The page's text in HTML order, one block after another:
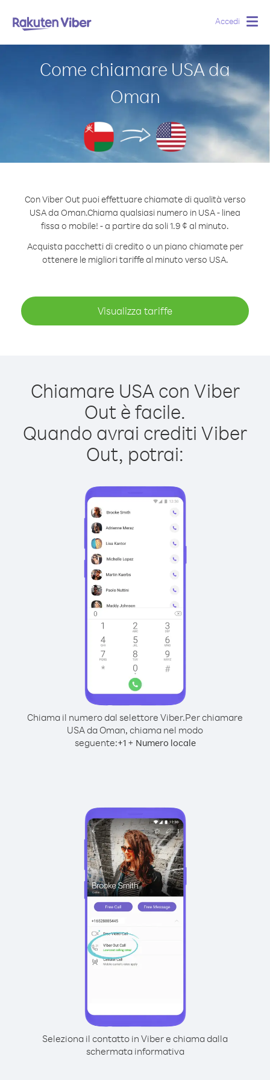
Accedi
Come chiamare USA da
Oman
Con Viber Out puoi effettuare chiamate di qualità verso
USA da Oman.Chiama qualsiasi numero in USA - linea
fissa o mobile! - a partire da soli 1.9 ¢ al minuto.
Acquista pacchetti di credito o un piano chiamate per
ottenere le migliori tariffe al minuto verso USA.
Visualizza tariffe
Chiamare USA con Viber
Out è facile.
Quando avrai crediti Viber
Out, potrai:
Chiama il numero dal selettore Viber.Per chiamare
USA da Oman, chiama nel modo
seguente:+1+ Numero locale
Seleziona il contatto in Viber e chiama dalla
schermata informativa